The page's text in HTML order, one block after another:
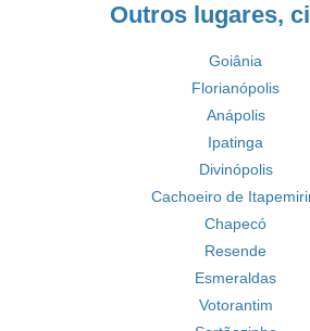
Outros lugares,
Goiânia
Florianópolis
Anápolis
Ipatinga
Divinópolis
Cachoeiro de
Chapecó
Resende
Esmeraldas
Votorantim